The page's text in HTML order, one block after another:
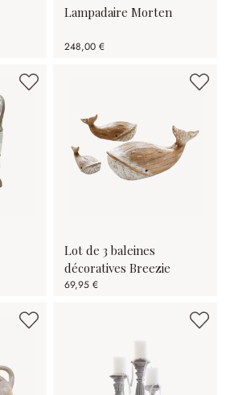
Lampadaire Morten
248,00 €
Lot de 3 baleines
décoratives Breezie
69,95 €